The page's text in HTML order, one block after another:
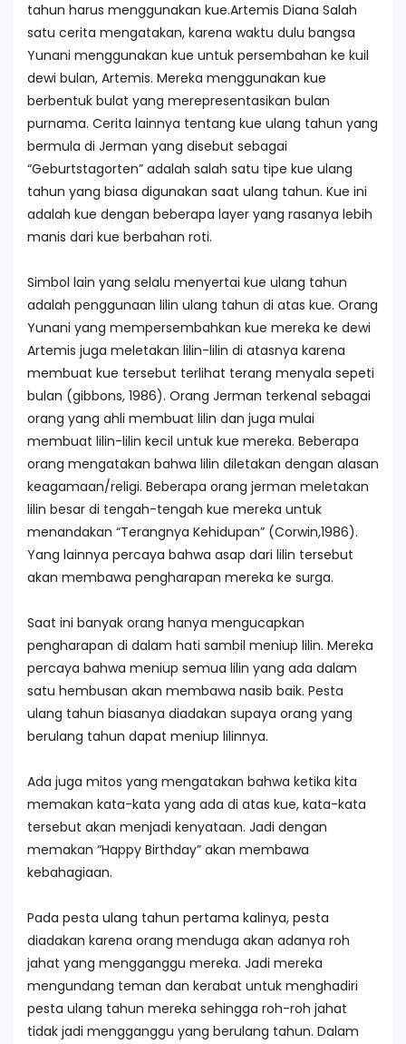
tahun harus menggunakan kue.Artemis Diana Salah
satu cerita mengatakan, karena waktu dulu bangsa
Yunani menggunakan kue untuk persembahan ke kuil
dewi bulan, Artemis. Mereka menggunakan kue
berbentuk bulat yang merepresentasikan bulan
purnama. Cerita lainnya tentang kue ulang tahun yang
bermula di Jerman yang disebut sebagai
“Geburtstagorten” adalah salah satu tipe kue ulang
tahun yang biasa digunakan saat ulang tahun. Kue ini
adalah kue dengan beberapa layer yang rasanya lebih
manis dari kue berbahan roti.
Simbol lain yang selalu menyertai kue ulang tahun
adalah penggunaan lilin ulang tahun di atas kue. Orang
Yunani yang mempersembahkan kue mereka ke dewi
Artemis juga meletakan lilin-lilin di atasnya karena
membuat kue tersebut terlihat terang menyala sepeti
bulan (gibbons, 1986). Orang Jerman terkenal sebagai
orang yang ahli membuat lilin dan juga mulai
membuat lilin-lilin kecil untuk kue mereka. Beberapa
orang mengatakan bahwa lilin diletakan dengan alasan
keagamaan/religi. Beberapa orang jerman meletakan
lilin besar di tengah-tengah kue mereka untuk
menandakan “Terangnya Kehidupan” (Corwin,1986).
Yang lainnya percaya bahwa asap dari lilin tersebut
akan membawa pengharapan mereka ke surga.
Saat ini banyak orang hanya mengucapkan
pengharapan di dalam hati sambil meniup lilin. Mereka
percaya bahwa meniup semua lilin yang ada dalam
satu hembusan akan membawa nasib baik. Pesta
ulang tahun biasanya diadakan supaya orang yang
berulang tahun dapat meniup lilinnya.
Ada juga mitos yang mengatakan bahwa ketika kita
memakan kata-kata yang ada di atas kue, kata-kata
tersebut akan menjadi kenyataan. Jadi dengan
memakan “Happy Birthday” akan membawa
kebahagiaan.
Pada pesta ulang tahun pertama kalinya, pesta
diadakan karena orang menduga akan adanya roh
jahat yang mengganggu mereka. Jadi mereka
mengundang teman dan kerabat untuk menghadiri
pesta ulang tahun mereka sehingga roh-roh jahat
tidak jadi mengganggu yang berulang tahun. Dalam